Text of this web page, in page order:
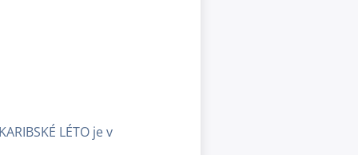
LÉTO je v